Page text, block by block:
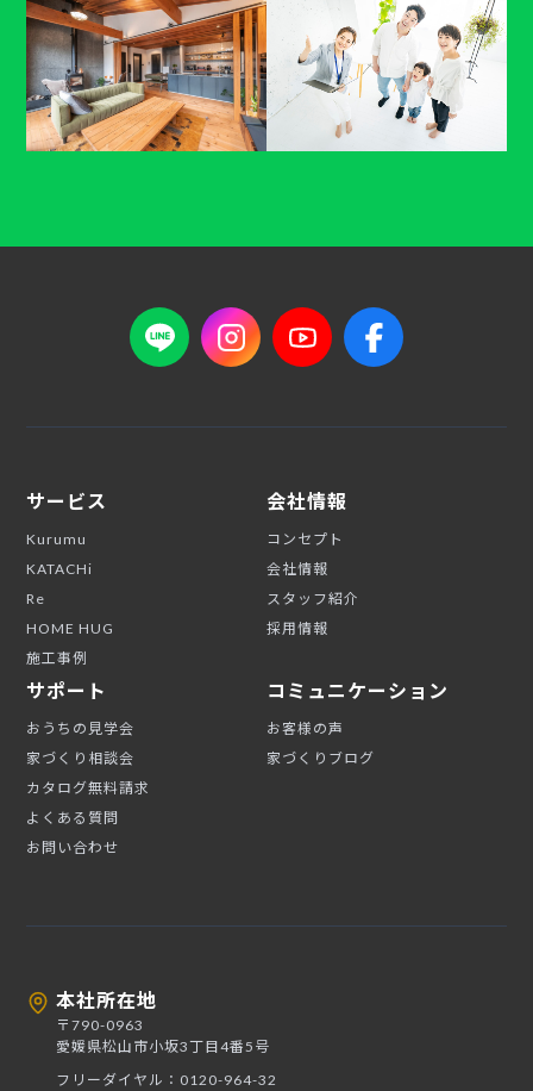
サービス
Kurumu
KATACHi
Re
HOME HUG
施工事例
会社情報
コンセプト
会社情報
スタッフ紹介
採用情報
サポート
おうちの見学会
家づくり相談会
カタログ無料請求
よくある質問
お問い合わせ
コミュニケーション
お客様の声
家づくりブログ
本社所在地
〒790-0963
愛媛県松山市小坂3丁目4番5号
フリーダイヤル：0120-964-32